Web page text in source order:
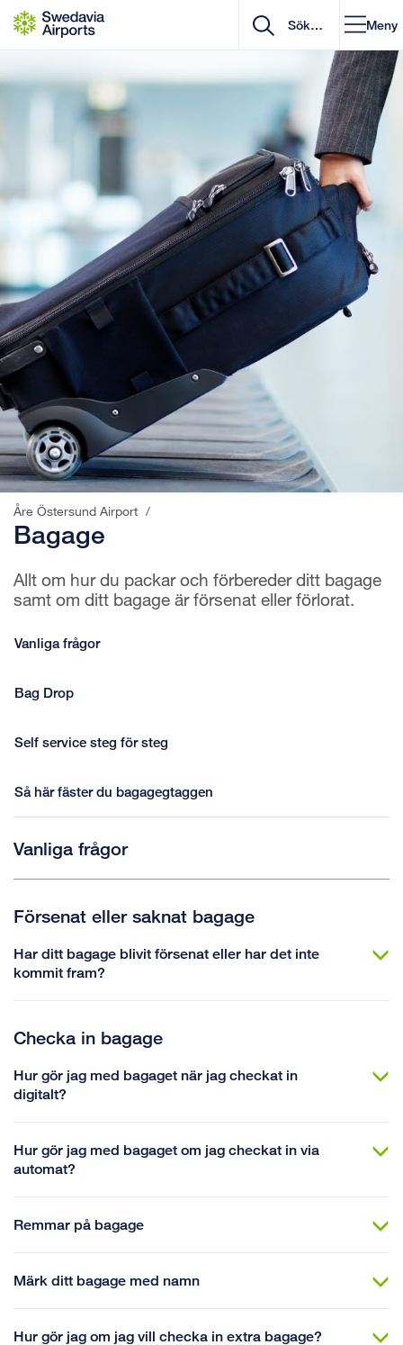
Gå till innehåll
Meny
Åre Östersund Airport /
Bagage
Allt om hur du packar och förbereder ditt bagage
samt om ditt bagage är försenat eller förlorat.
Vanliga frågor
Bag Drop
Self service steg för steg
Så här fäster du bagagegtaggen
Vanliga frågor
Försenat eller saknat bagage
Har ditt bagage blivit försenat eller har det inte
kommit fram?
Checka in bagage
Hur gör jag med bagaget när jag checkat in
digitalt?
Hur gör jag med bagaget om jag checkat in via
automat?
Remmar på bagage
Märk ditt bagage med namn
Hur gör jag om jag vill checka in extra bagage?